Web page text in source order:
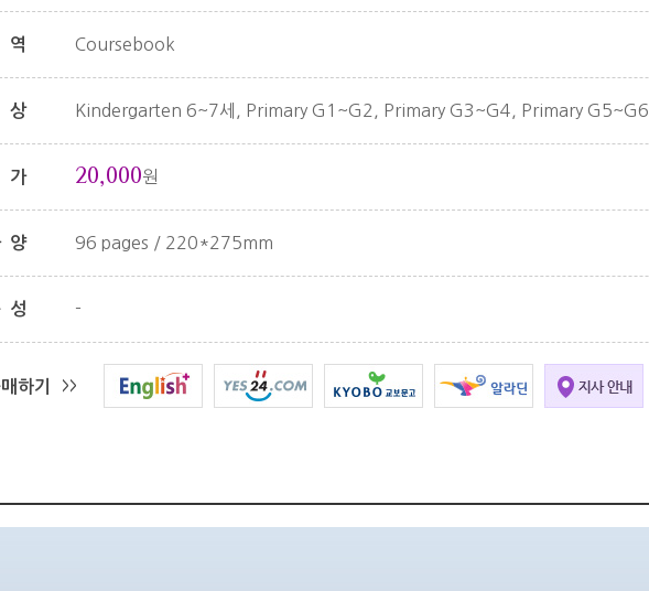
역 Coursebook
상 Kindergarten 6~7세, Primary G1~G2, Primary G3~G4, Primary G5~G6
가 20,000원
양 96 pages / 220*275mm
성 -
하기 >>